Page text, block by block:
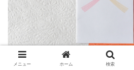
メニュー ホーム 検索